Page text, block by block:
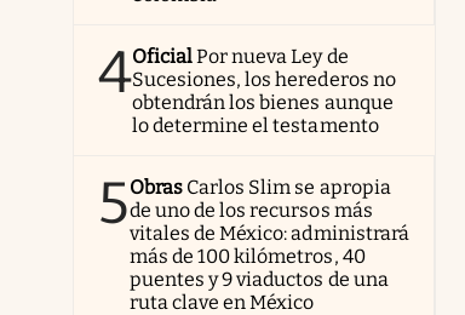
4OficialPor nueva Ley de
Sucesiones, los herederos no
obtendrán los bienes aunque
lo determine el testamento
5Obras Carlos Slim se apropia
de uno de los recursos más
vitales de México: administrará
más de 100 kilómetros, 40
puentes y 9 viaductos de una
ruta clave en México